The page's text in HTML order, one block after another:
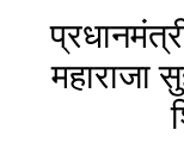
महाराजा